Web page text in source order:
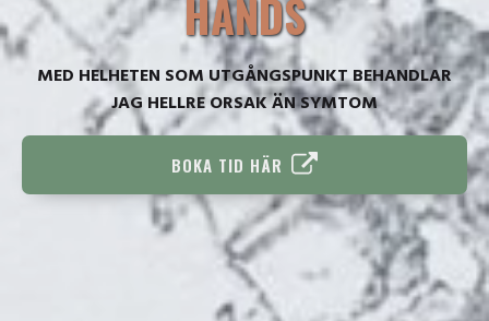
HANDS
MED HELHETEN SOM UTGÅNGSPUNKT BEHANDLAR
JAG HELLRE ORSAK ÄN SYMTOM
BOKA TID HÄR